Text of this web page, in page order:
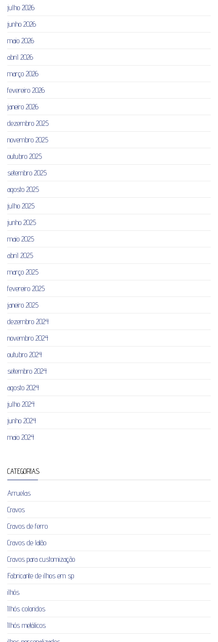
julho 2026
junho 2026
maio 2026
abril 2026
março 2026
fevereiro 2026
janeiro 2026
dezembro 2025
novembro 2025
outubro 2025
setembro 2025
agosto 2025
julho 2025
junho 2025
maio 2025
abril 2025
março 2025
fevereiro 2025
janeiro 2025
dezembro 2024
novembro 2024
outubro 2024
setembro 2024
agosto 2024
julho 2024
junho 2024
maio 2024
CATEGORIAS
Arruelas
Cravos
Cravos de ferro
Cravos de latão
Cravos para customização
Fabricante de ilhos em sp
ilhós
Ilhós coloridos
Ilhós metálicos